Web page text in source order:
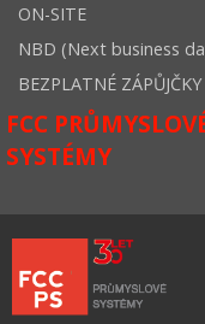
ON-SITE
NBD (Next business
BEZPLATNÉ ZÁPŮJČKY
FCC
SYSTÉMY